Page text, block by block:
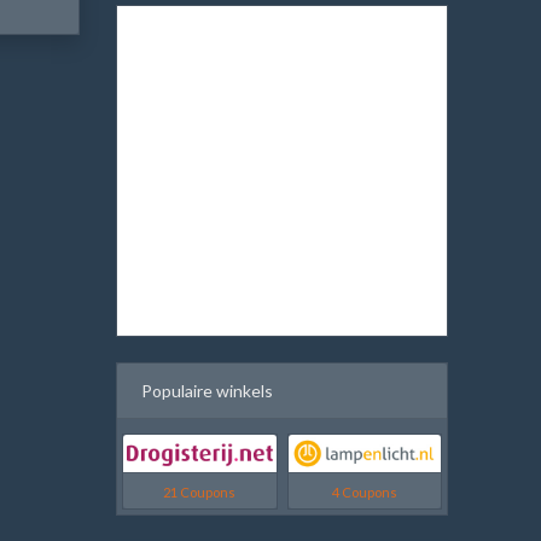
Populaire winkels
21 Coupons 4 Coupons